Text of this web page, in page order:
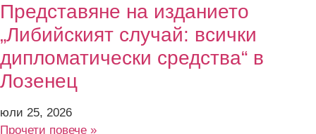
Представяне на изданието
„Либийският случай: всички
дипломатически средства“ в
Лозенец
юли 25, 2026
Прочети повече »